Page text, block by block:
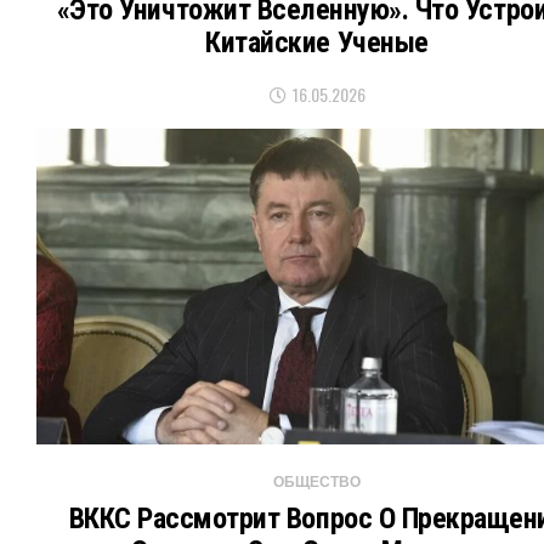
«Это Уничтожит Вселенную». Что
Китайские Ученые
16.05.2026
ОБЩЕСТВО
ВККС Рассмотрит Вопрос О